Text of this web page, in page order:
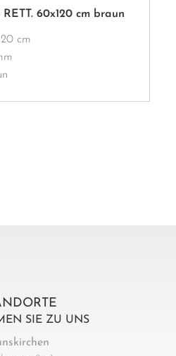
60x120 cm braun
cm
SIE ZU UNS